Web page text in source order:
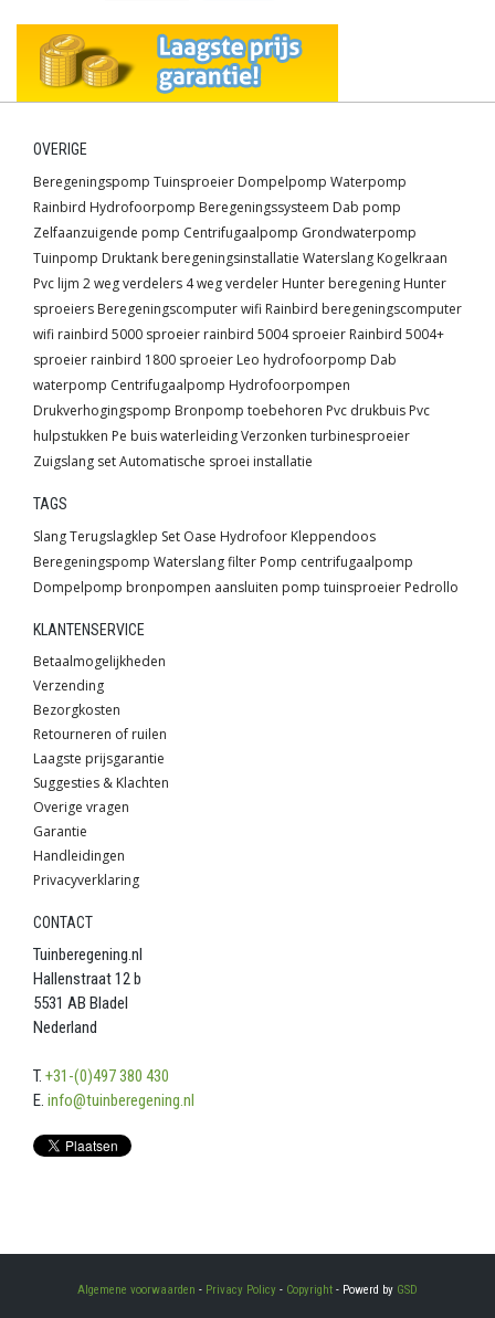
OVERIGE
Beregeningspomp Tuinsproeier Dompelpomp Waterpomp
Rainbird Hydrofoorpomp Beregeningssysteem Dab pomp
Zelfaanzuigende pomp Centrifugaalpomp Grondwaterpomp
Tuinpomp Druktank beregeningsinstallatie Waterslang Kogelkraan
Pvc lijm 2 weg verdelers 4 weg verdeler Hunter beregening Hunter
sproeiers Beregeningscomputer wifi Rainbird beregeningscomputer
wifi rainbird 5000 sproeier rainbird 5004 sproeier Rainbird 5004+
sproeier rainbird 1800 sproeier Leo hydrofoorpomp Dab
waterpomp Centrifugaalpomp Hydrofoorpompen
Drukverhogingspomp Bronpomp toebehoren Pvc drukbuis Pvc
hulpstukken Pe buis waterleidingVerzonken turbinesproeier
Zuigslang setAutomatische sproei installatie
TAGS
SlangTerugslagklep Set Oase Hydrofoor Kleppendoos
Beregeningspomp Waterslangfilter Pomp centrifugaalpomp
Dompelpomp bronpompen aansluiten pomp tuinsproeier Pedrollo
KLANTENSERVICE
Betaalmogelijkheden
Verzending
Bezorgkosten
Retourneren of ruilen
Laagste prijsgarantie
Suggesties & Klachten
Overige vragen
Garantie
Handleidingen
Privacyverklaring
CONTACT
Tuinberegening.nl
Hallenstraat 12 b
5531 AB Bladel
Nederland
T. +31-(0)497 380 430
E. info@tuinberegening.nl
Algemene voorwaarden - Privacy Policy - Copyright - Powerd by GSD